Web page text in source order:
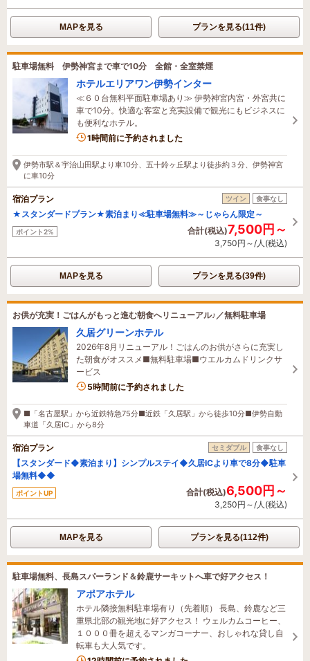
MAPを見る プランを見る(11件)
駐車場無料 伊勢神宮まで車で10分 全館・全室禁煙
ホテルエリアワン伊勢インター
≪６０台無料平面駐車場あり≫ 伊勢神宮内宮・外宮共に
車で10分。快適な客室と充実設備で観光にもビジネスに
も便利なホテル。
2名がこの宿を見ています
1時間前に予約されました
伊勢市駅＆宇治山田駅より車10分、五十鈴ヶ丘駅より徒歩約３分、伊勢神宮
に車10分
宿泊プラン ツイン 食事なし
★スタンダードプラン★素泊まり≪駐車場無料≫～じゃらん限定～
ポイント2% 合計(税込)7,500円～
3,750円～/人(税込)
MAPを見る プランを見る(39件)
お供が充実！ごはんがもっと進む朝食へリニューアル♪／無料駐車場
久居グリーンホテル
2026年8月リニューアル！ごはんのお供がさらに充実し
た朝食がオススメ■無料駐車場■ウエルカムドリンクサ
ービス
1名がこの宿を見ています
5時間前に予約されました
■「名古屋駅」から近鉄特急75分■近鉄「久居駅」から徒歩10分■伊勢自動
車道「久居IC」から8分
宿泊プラン セミダブル 食事なし
【スタンダード◆素泊まり】シンプルステイ◆久居ICより車で8分◆駐車
場無料◆◆
ポイントUP 合計(税込)6,500円～
3,250円～/人(税込)
MAPを見る プランを見る(112件)
駐車場無料、長島スパーランド＆鈴鹿サーキットへ車で好アクセス！
アポアホテル
ホテル隣接無料駐車場有り（先着順） 長島、鈴鹿など三
重県北部の観光地に好アクセス！ ウェルカムコーヒー、
１０００冊を超えるマンガコーナー、おしゃれな貸し自
転車も大人気です。